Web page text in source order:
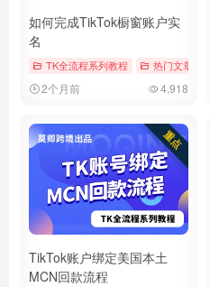
如何完成TikTok橱窗账户实
名
TK全流程系列教程 热门文章
2个月前 4,918
TikTok账户绑定美国本土
MCN回款流程